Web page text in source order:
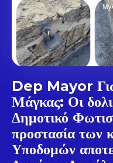
Dep Mayor
Μάγκας: Οι
Δημοτικό
προστασία των
Υποδομών